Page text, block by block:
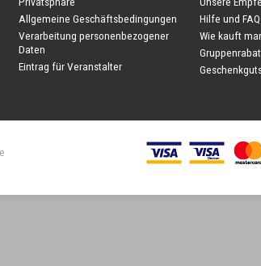
Allgemeine Geschäftsbedingungen
Verarbeitung personenbezogener
Daten
Eintrag für Veranstalter
Hilfe und FAQ
Wie kauft